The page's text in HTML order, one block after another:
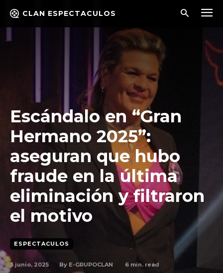
CLAN ESPECTACULOS
Escándalo en “Gran
Hermano 2025”:
aseguran que hubo
fraude en la última
eliminación y filtraron
el motivo
ESPECTACULOS
3 junio, 2025 By E-GRUPOCLAN 6 min. read